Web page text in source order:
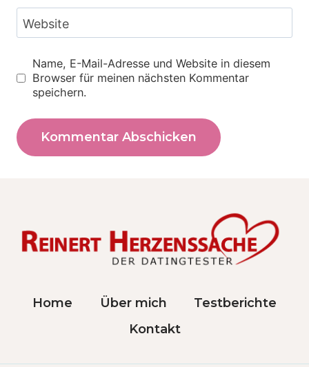
Website
Name, E-Mail-Adresse und Website in diesem
Browser für meinen nächsten Kommentar
speichern.
Home Über mich
Testberichte
Kontakt